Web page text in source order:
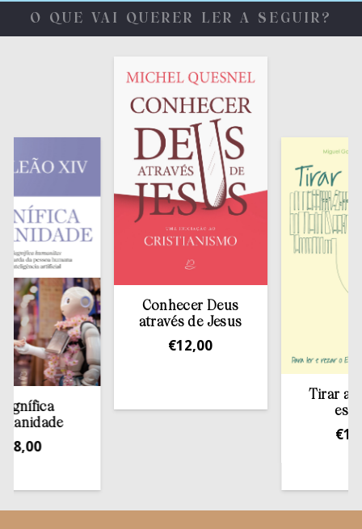
O QUE VAI QUERER LER A SEGUIR?
Conhecer Deus
através de Jesus
12,00
Tirar a
estante
13,50